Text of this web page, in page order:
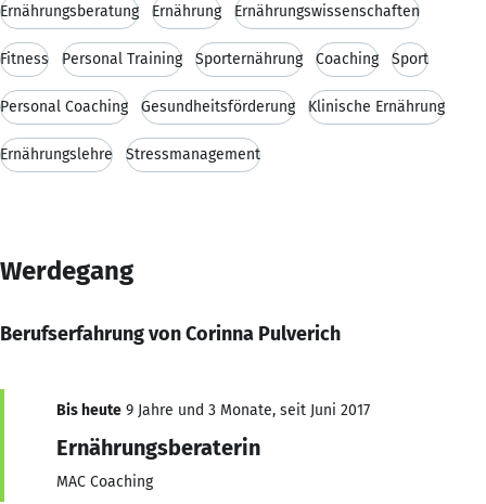
Ernährungsberatung Ernährung Ernährungswissenschaften
Fitness Personal Training Sporternährung Coaching Sport
Personal Coaching Gesundheitsförderung Klinische Ernährung
Ernährungslehre Stressmanagement
Werdegang
Berufserfahrung von Corinna Pulverich
Bis heute 9 Jahre und 3 Monate, seit Juni 2017
Ernährungsberaterin
MAC Coaching